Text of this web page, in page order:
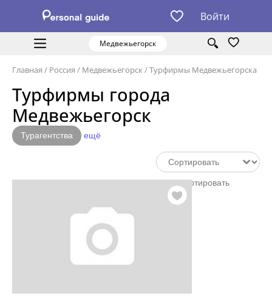
Войти
Медвежьегорск
Главная / Россия / Медвежьегорск /Турфирмы Медвежьегорска
Турфирмы города
Медвежьегорск
Турагентства ещё
Сортировать